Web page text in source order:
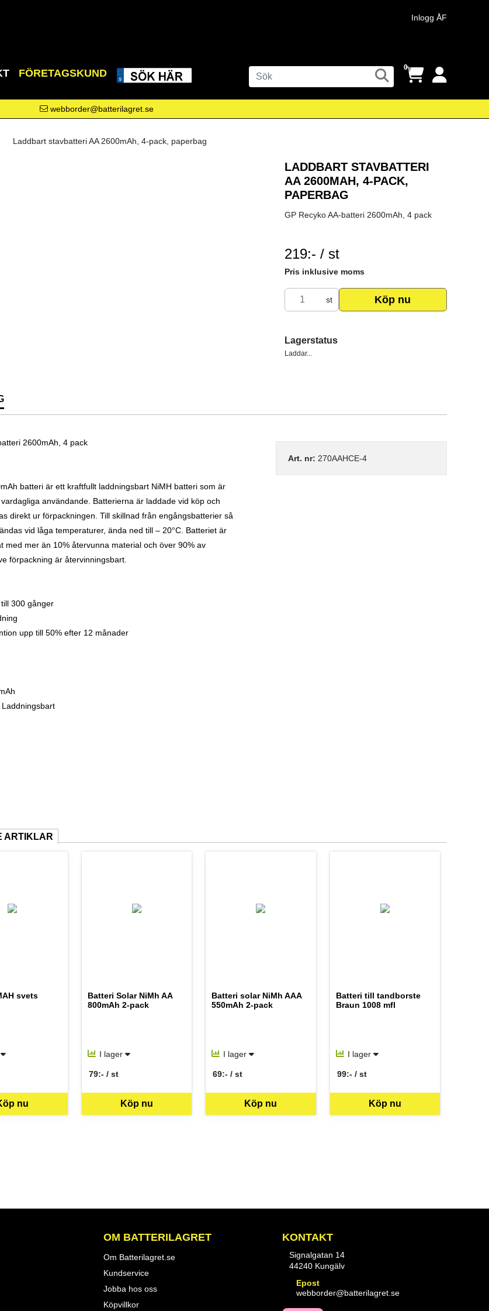
Inlogg ÅF
FÖRETAGSKUND
0
webborder@batterilagret.se
LADDBART STAVBATTERI
AA 2600MAH, 4-PACK,
PAPERBAG
GP Recyko AA-batteri 2600mAh, 4 pack
219:- / st
SEK per ST
Pris inklusive moms
st Köp nu
Lagerstatus
Laddar...
2600mAh, 4 pack
batteri är ett kraftfullt laddningsbart NiMH batteri som är
användande. Batterierna är laddade vid köp och
direkt ur förpackningen. Till skillnad från engångsbatterier så
vid låga temperaturer, ända ned till – 20°C. Batteriet är
med mer än 10% återvunna material och över 90% av
förpackning är återvinningsbart.
300 gånger
upp till 50% efter 12 månader
Art. nr: 270AAHCE-4
ARTIKLAR
svets
nu
Batteri Solar NiMh AA
800mAh 2-pack
I lager
Köp nu
79:- / st
SEK per ST
Batteri solar NiMh AAA
550mAh 2-pack
I lager
Köp nu
69:- / st
SEK per ST
Batteri till tandborste
Braun 1008 mfl
I lager
Köp nu
99:- / st
SEK per ST
OM BATTERILAGRET
Om Batterilagret.se
Kundservice
Jobba hos oss
Köpvillkor
KONTAKT
Signalgatan 14
44240 Kungälv
Epost
webborder@batterilagret.se